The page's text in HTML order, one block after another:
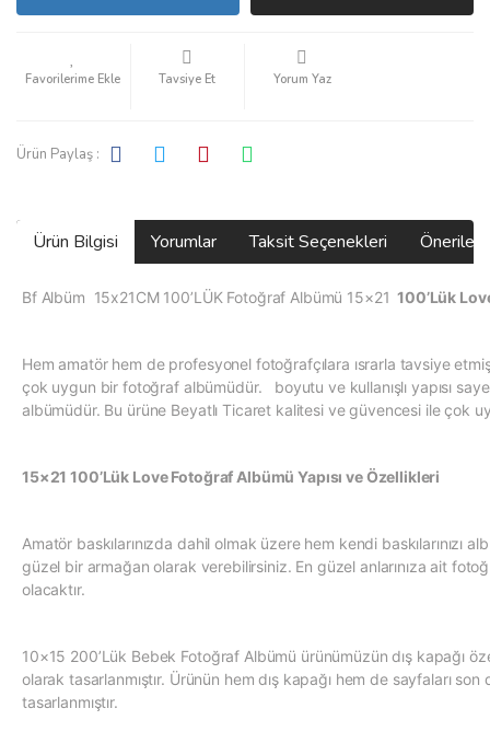
Tavsiye Et Yorum Yaz
Ürün Paylaş :
Ürün Bilgisi Yorumlar Taksit Seçenekleri
Bf Albüm 15x21CM 100’LÜK Fotoğraf Albümü 15×21 100’Lük
Hem amatör hem de profesyonel fotoğrafçılara ısrarla tavsiye
çok uygun bir fotoğraf albümüdür. boyutu ve kullanışlı yapısı
albümüdür. Bu ürüne Beyatlı Ticaret kalitesi ve güvencesi ile çok
15×21 100’Lük Love Fotoğraf Albümü Yapısı ve Özellikleri
Amatör baskılarınızda dahil olmak üzere hem kendi
güzel bir armağan olarak verebilirsiniz. En güzel anlarınıza ait
olacaktır.
10×15 200’Lük Bebek Fotoğraf Albümü ürünümüzün dış kapağı
olarak tasarlanmıştır. Ürünün hem dış kapağı hem de sayfaları
tasarlanmıştır.